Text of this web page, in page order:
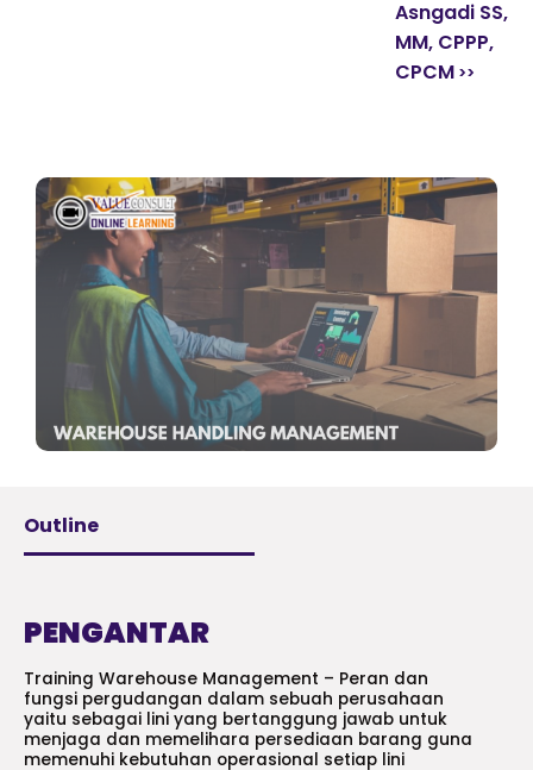
Asngadi SS,
MM, CPPP,
CPCM
Outline
PENGANTAR
Training Warehouse Management – Peran dan
fungsi pergudangan dalam sebuah perusahaan
yaitu sebagai lini yang bertanggung jawab untuk
menjaga dan memelihara persediaan barang guna
memenuhi kebutuhan operasional setiap lini